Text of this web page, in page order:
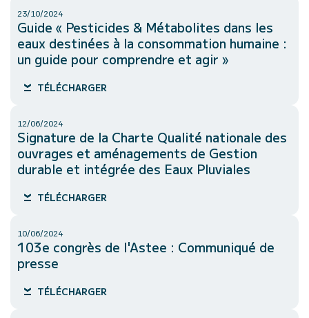
23/10/2024
Guide « Pesticides & Métabolites dans les
eaux destinées à la consommation humaine :
un guide pour comprendre et agir »
TÉLÉCHARGER
12/06/2024
Signature de la Charte Qualité nationale des
ouvrages et aménagements de Gestion
durable et intégrée des Eaux Pluviales
TÉLÉCHARGER
10/06/2024
103e congrès de l'Astee : Communiqué de
presse
TÉLÉCHARGER